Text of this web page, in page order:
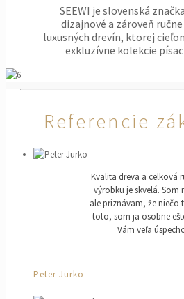
SEEWI je slovenská
dizajnové a zároveň
luxusných drevín, ktorej
exkluzívne kolekcie
Referencie
Kvalita dreva a celková
výrobku je skvelá.
ale priznávam, že niečo
toto, som ja osobne
Vám veľa
Peter Jurko